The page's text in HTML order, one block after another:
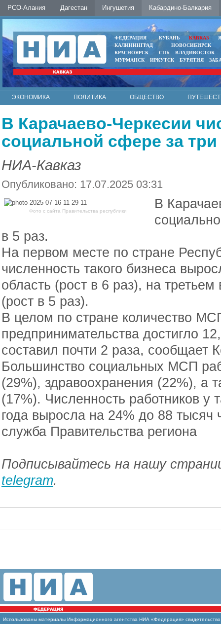
РСО-Алания Дагестан Ингушетия Кабардино-Балкария
ФЕДЕРАЦИЯ КУБАНЬ КАВКАЗ
КАЛИНИНГРАД
НОВОСИБИРСК
КРАСНОЯРСК
СПБ
ВЛАДИВОСТОК
МУРМАНСК
ИРКУТСК БУРЯТИЯ
ЭКОНОМИКА ПОЛИТИКА ОБЩЕСТВО
В Карачаево-Черкесии
социальной сфере за
НИА-Кавказ
Опубликовано: 17.07.2025 03:31
Фото с сайта Правительства республики
В
в 5 раз.
На первом месте по стране
численность такого бизнеса
область (рост в 6 раз), на
(рост в 5 раз).
В целом по стране количество
предпринимательства достигло
составил почти 2 раза, сообщает
Большинство социальных МСП
(29%), здравоохранения (22%), а
(17%). Численность работников у
года выросла на 24% до 88 тысяч
служба Правительства региона
Подписывайтесь на нашу
telegram.
Использованы материалы Информационного агентства НИА «Федерация»